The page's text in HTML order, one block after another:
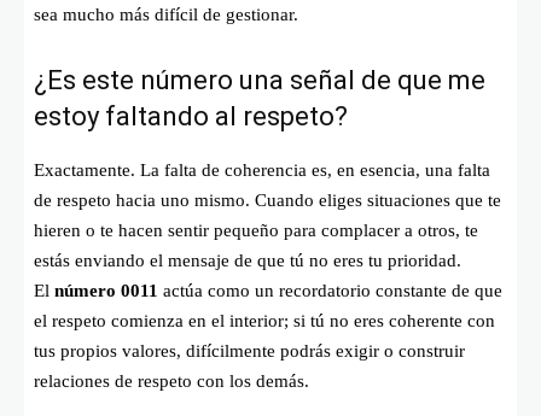
sea mucho más difícil de gestionar.
¿Es este número una señal de que me
estoy faltando al respeto?
Exactamente. La falta de coherencia es, en esencia, una falta
de respeto hacia uno mismo. Cuando eliges situaciones que te
hieren o te hacen sentir pequeño para complacer a otros, te
estás enviando el mensaje de que tú no eres tu prioridad.
El número 0011 actúa como un recordatorio constante de que
el respeto comienza en el interior; si tú no eres coherente con
tus propios valores, difícilmente podrás exigir o construir
relaciones de respeto con los demás.